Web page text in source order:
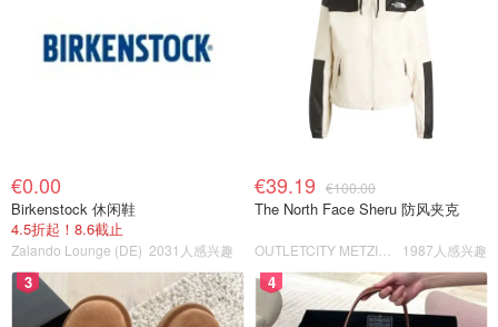
€0.00
Birkenstock 休闲鞋
4.5折起！8.6截止
Zalando Lounge (DE) 2031人感兴趣
€39.19 €100.00
The North Face Sheru 防风夹克
1987人感兴趣
3 4